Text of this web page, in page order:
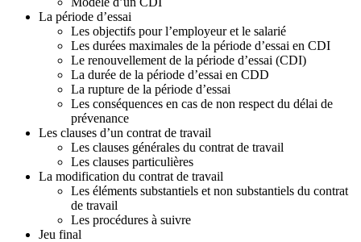
La période d’essai
Les objectifs pour l’employeur et le salarié
Les durées maximales de la période d’essai en CDI
Le renouvellement de la période d’essai (CDI)
La durée de la période d’essai en CDD
La rupture de la période d’essai
Les conséquences en cas de non respect du délai de
prévenance
Les clauses d’un contrat de travail
Les clauses générales du contrat de travail
Les clauses particulières
La modification du contrat de travail
Les éléments substantiels et non substantiels du contrat
de travail
Les procédures à suivre
Jeu final